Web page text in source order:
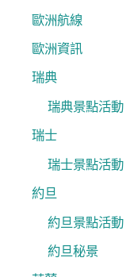
歐洲航線
歐洲資訊
瑞典
瑞典景點活動
瑞士
瑞士景點活動
約旦
約旦景點活動
約旦秘景